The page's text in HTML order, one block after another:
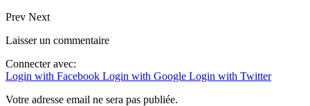
Prev Next
Laisser un commentaire
Connecter avec:
Login with Facebook Login with Google Login with Twitter
Votre adresse email ne sera pas publiée.